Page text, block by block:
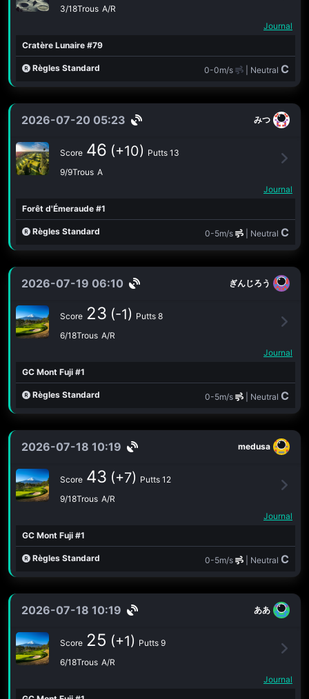
3/18Trous A/R
Journal
Cratère Lunaire #79
Règles Standard 0-0m/s | Neutral C
2026-07-20 05:23 みつ
Score 46 (+10) Putts 13
9/9Trous A
Journal
Forêt d'Émeraude #1
Règles Standard 0-5m/s | Neutral C
2026-07-19 06:10 ぎんじろう
Score 23 (-1) Putts 8
6/18Trous A/R
Journal
GC Mont Fuji #1
Règles Standard 0-5m/s | Neutral C
2026-07-18 10:19 medusa
Score 43 (+7) Putts 12
9/18Trous A/R
Journal
GC Mont Fuji #1
Règles Standard 0-5m/s | Neutral C
2026-07-18 10:19 ああ
Score 25 (+1) Putts 9
6/18Trous A/R
Journal